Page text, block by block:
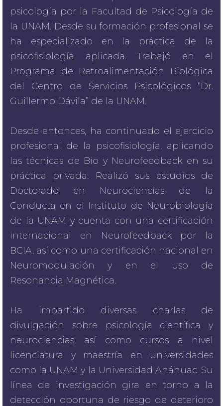
psicología por la Facultad de Psicología de
la UNAM. Desde su formación profesional se
ha especializado en la práctica de la
psicofisiología aplicada. Trabajó en el
Programa de Retroalimentación Biológica
del Centro de Servicios Psicológicos “Dr.
Guillermo Dávila” de la UNAM.
Desde entonces, ha continuado el ejercicio
profesional de la psicofisiología, aplicando
las técnicas de Bio y Neurofeedback en su
práctica privada. Realizó sus estudios de
Doctorado en Neurociencias de la
Conducta en el Instituto de Neurobiología
de la UNAM y cuenta con una certificación
internacional en Neurofeedback por la
BCIA, así como una certificación nacional en
Neuromodulación y en el uso de
Resonancia Magnética.
Ha impartido diversas charlas de
divulgación sobre psicología científica y
neurociencias, así como cursos a nivel
licenciatura y maestría en universidades
como la UNAM y la Universidad Anáhuac. Su
línea de investigación gira en torno a la
detección oportuna de riesgo de deterioro